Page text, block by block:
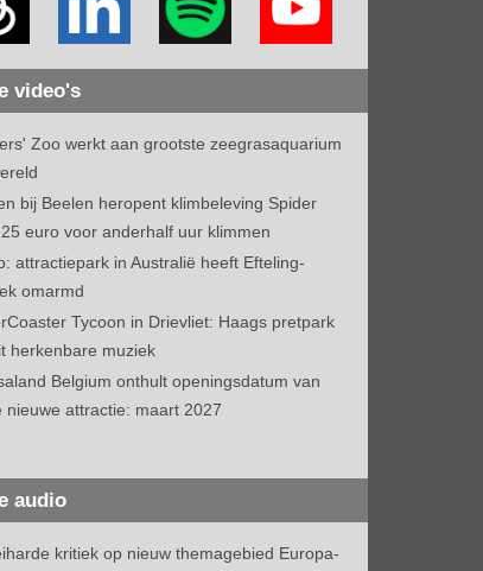
video's
Zoo werkt aan grootste zeegrasaquarium
bij Beelen heropent klimbeleving Spider
euro voor anderhalf uur klimmen
attractiepark in Australië heeft Efteling-
omarmd
Tycoon in Drievliet: Haags pretpark
herkenbare muziek
Belgium onthult openingsdatum van
nieuwe attractie: maart 2027
audio
kritiek op nieuw themagebied Europa-